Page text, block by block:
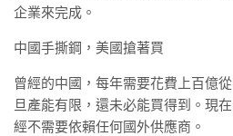
企業來完成。
中國手撕鋼，美國搶著買
曾經的中國，每年需要花費上百億
旦產能有限，還未必能買得到。現
經不需要依賴任何國外供應商。